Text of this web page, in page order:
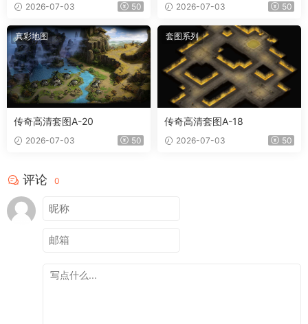
2026-07-03 50 2026-07-03 50
真彩地图
传奇高清套图A-20
2026-07-03 50
套图系列
传奇高清套图A-18
2026-07-03 50
评论 0